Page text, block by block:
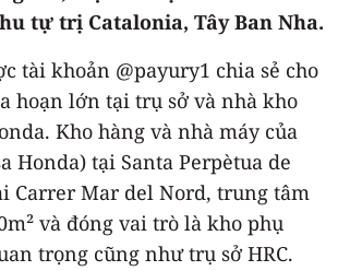
tự trị Catalonia, Tây Ban Nha.
tài khoản @payury1 chia sẻ cho
hoạn lớn tại trụ sở và nhà kho
Kho hàng và nhà máy của
Honda) tại Santa Perpètua de
Carrer Mar del Nord, trung tâm
và đóng vai trò là kho phụ
trọng cũng như trụ sở HRC.